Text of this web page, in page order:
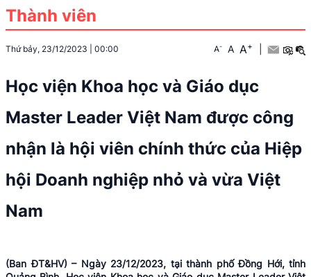
Thành viên
Thứ bảy, 23/12/2023 00:00 A- A A+
Học viện Khoa học và Giáo dục
Master Leader Việt Nam được công
nhận là hội viên chính thức của Hiệp
hội Doanh nghiệp nhỏ và vừa Việt
Nam
(Ban ĐT&HV) – Ngày 23/12/2023, tại thành phố Đồng Hới, tỉnh